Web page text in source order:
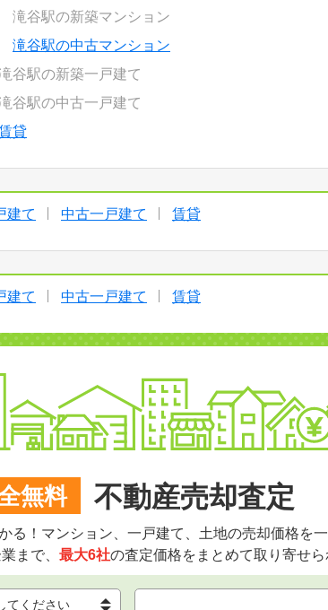
滝谷駅の新築マンション
滝谷駅の中古マンション
谷駅の新築一戸建て
谷駅の中古一戸建て
貸
建て 中古一戸建て 賃貸
建て 中古一戸建て 賃貸
無料 不動産売却査定
る！マンション、一戸建て、土地の売却価格を一
まで、 最大6社の査定価格をまとめて取り寄せら